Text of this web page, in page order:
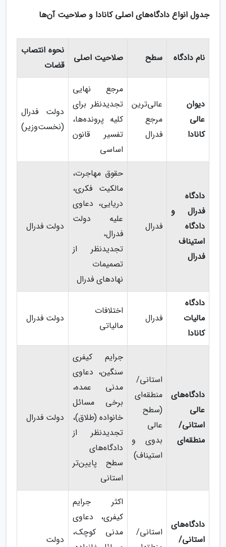
جدول انواع دادگاه‌های اصلی کانادا و صلاحیت آن‌ها
نام دادگاه سطح صلاحیت اصلی
نحوه انتصاب
قضات
دیوان
عالی
کانادا
عالی‌ترین
مرجع
فدرال
مرجع نهایی
تجدیدنظر برای
کلیه پرونده‌ها،
تفسیر قانون
اساسی
دولت فدرال
(نخست‌وزیر)
دادگاه
فدرال و
دادگاه
استیناف
فدرال
فدرال
حقوق مهاجرت،
مالکیت فکری،
دریایی، دعاوی
علیه دولت
فدرال،
تجدیدنظر از
تصمیمات
نهادهای فدرال
دولت فدرال
دادگاه
مالیات
کانادا
فدرال
اختلافات
مالیاتی
دولت فدرال
دادگاه‌های
عالی
استانی/
منطقه‌ای
استانی/
منطقه‌ای
(سطح
عالی
بدوی و
استیناف)
جرایم کیفری
سنگین، دعاوی
مدنی عمده،
برخی مسائل
خانواده (طلاق)،
تجدیدنظر از
دادگاه‌های
سطح پایین‌تر
استانی
دولت فدرال
دادگاه‌های
استانی/
استانی/
اکثر جرایم
کیفری، دعاوی
مدنی کوچک،
دولت